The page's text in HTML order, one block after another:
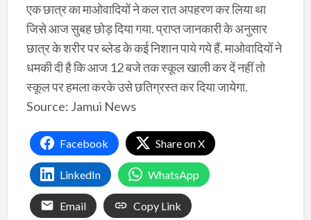
एक छात्र का माओवादियों ने कल रात अपहरण कर लिया था
जिसे आज सुबह छोड़ दिया गया. प्राप्त जानकारी के अनुसार
छात्र के शरीर पर ब्लेड के कई निशान पाये गये हैं. माओवादियों ने
धमकी दी है कि आज 12 बजे तक स्कूल खाली कर दें नहीं तो
स्कूल पर हमला करके उसे छतिग्रस्त कर दिया जायेगा.
Source: Jamui News
Facebook Share on X
LinkedIn WhatsApp
Email Copy Link